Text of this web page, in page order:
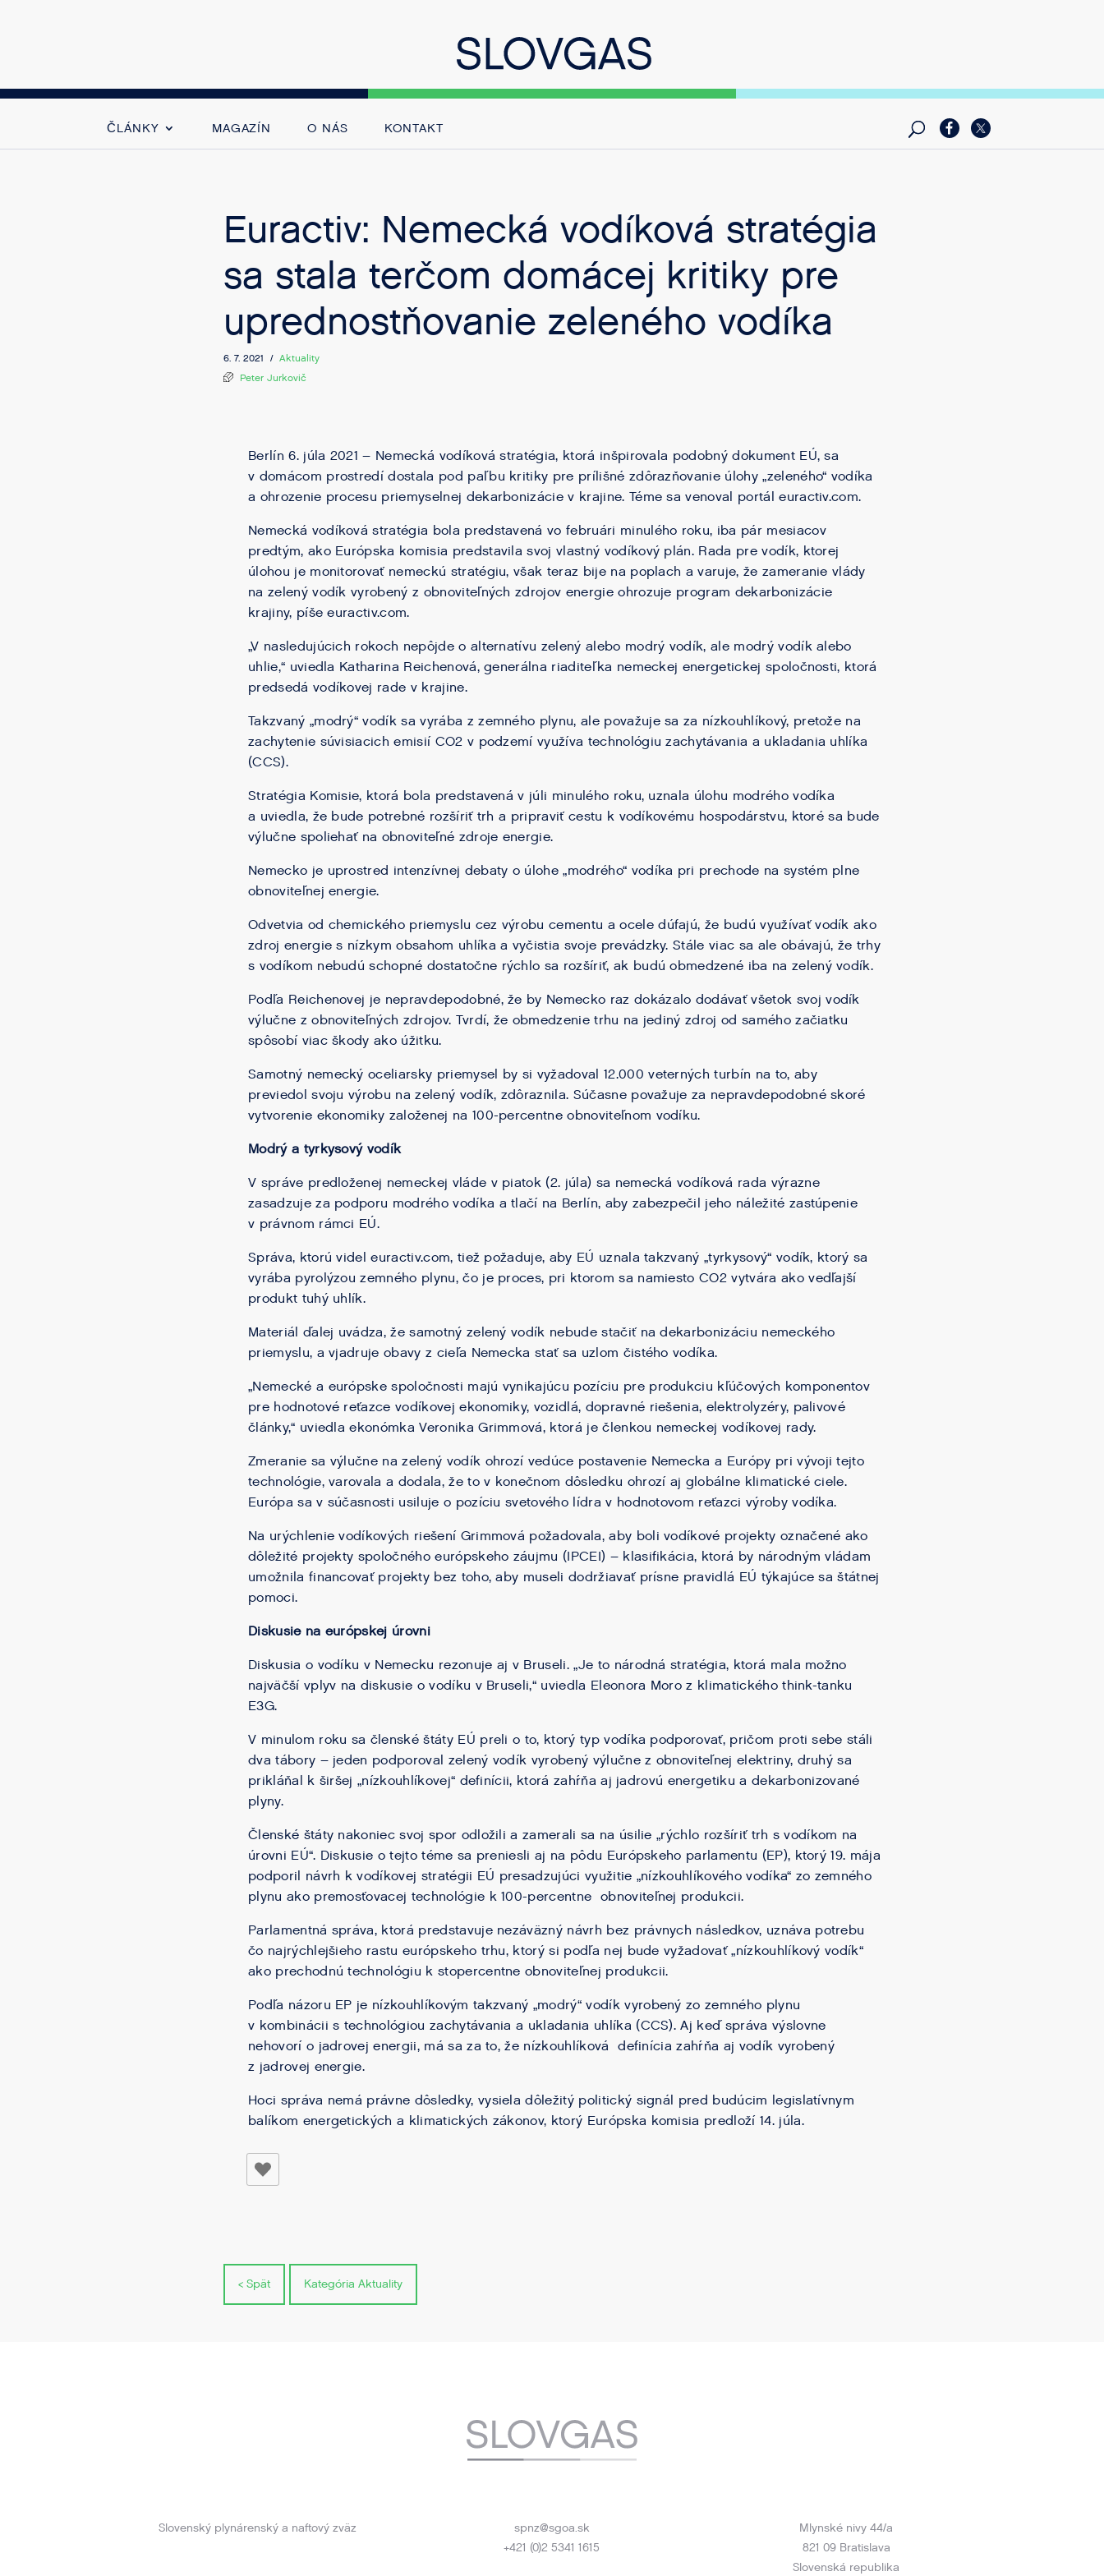
ČLÁNKY MAGAZÍN O NÁS KONTAKT
Euractiv: Nemecká vodíková stratégia
sa stala terčom domácej kritiky pre
uprednostňovanie zeleného vodíka
6. 7. 2021 / Aktuality
Peter Jurkovič
Berlín 6. júla 2021 – Nemecká vodíková stratégia, ktorá inšpirovala podobný dokument EÚ, sa
v domácom prostredí dostala pod paľbu kritiky pre prílišné zdôrazňovanie úlohy „zeleného“ vodíka
a ohrozenie procesu priemyselnej dekarbonizácie v krajine. Téme sa venoval portál euractiv.com.
Nemecká vodíková stratégia bola predstavená vo februári minulého roku, iba pár mesiacov
predtým, ako Európska komisia predstavila svoj vlastný vodíkový plán. Rada pre vodík, ktorej
úlohou je monitorovať nemeckú stratégiu, však teraz bije na poplach a varuje, že zameranie vlády
na zelený vodík vyrobený z obnoviteľných zdrojov energie ohrozuje program dekarbonizácie
krajiny, píše euractiv.com.
„V nasledujúcich rokoch nepôjde o alternatívu zelený alebo modrý vodík, ale modrý vodík alebo
uhlie,“ uviedla Katharina Reichenová, generálna riaditeľka nemeckej energetickej spoločnosti, ktorá
predsedá vodíkovej rade v krajine.
Takzvaný „modrý“ vodík sa vyrába z zemného plynu, ale považuje sa za nízkouhlíkový, pretože na
zachytenie súvisiacich emisií CO2 v podzemí využíva technológiu zachytávania a ukladania uhlíka
(CCS).
Stratégia Komisie, ktorá bola predstavená v júli minulého roku, uznala úlohu modrého vodíka
a uviedla, že bude potrebné rozšíriť trh a pripraviť cestu k vodíkovému hospodárstvu, ktoré sa bude
výlučne spoliehať na obnoviteľné zdroje energie.
Nemecko je uprostred intenzívnej debaty o úlohe „modrého“ vodíka pri prechode na systém plne
obnoviteľnej energie.
Odvetvia od chemického priemyslu cez výrobu cementu a ocele dúfajú, že budú využívať vodík ako
zdroj energie s nízkym obsahom uhlíka a vyčistia svoje prevádzky. Stále viac sa ale obávajú, že trhy
s vodíkom nebudú schopné dostatočne rýchlo sa rozšíriť, ak budú obmedzené iba na zelený vodík.
Podľa Reichenovej je nepravdepodobné, že by Nemecko raz dokázalo dodávať všetok svoj vodík
výlučne z obnoviteľných zdrojov. Tvrdí, že obmedzenie trhu na jediný zdroj od samého začiatku
spôsobí viac škody ako úžitku.
Samotný nemecký oceliarsky priemysel by si vyžadoval 12.000 veterných turbín na to, aby
previedol svoju výrobu na zelený vodík, zdôraznila. Súčasne považuje za nepravdepodobné skoré
vytvorenie ekonomiky založenej na 100-percentne obnoviteľnom vodíku.
Modrý a tyrkysový vodík
V správe predloženej nemeckej vláde v piatok (2. júla) sa nemecká vodíková rada výrazne
zasadzuje za podporu modrého vodíka a tlačí na Berlín, aby zabezpečil jeho náležité zastúpenie
v právnom rámci EÚ.
Správa, ktorú videl euractiv.com, tiež požaduje, aby EÚ uznala takzvaný „tyrkysový“ vodík, ktorý sa
vyrába pyrolýzou zemného plynu, čo je proces, pri ktorom sa namiesto CO2 vytvára ako vedľajší
produkt tuhý uhlík.
Materiál ďalej uvádza, že samotný zelený vodík nebude stačiť na dekarbonizáciu nemeckého
priemyslu, a vjadruje obavy z cieľa Nemecka stať sa uzlom čistého vodíka.
„Nemecké a európske spoločnosti majú vynikajúcu pozíciu pre produkciu kľúčových komponentov
pre hodnotové reťazce vodíkovej ekonomiky, vozidlá, dopravné riešenia, elektrolyzéry, palivové
články,“ uviedla ekonómka Veronika Grimmová, ktorá je členkou nemeckej vodíkovej rady.
Zmeranie sa výlučne na zelený vodík ohrozí vedúce postavenie Nemecka a Európy pri vývoji tejto
technológie, varovala a dodala, že to v konečnom dôsledku ohrozí aj globálne klimatické ciele.
Európa sa v súčasnosti usiluje o pozíciu svetového lídra v hodnotovom reťazci výroby vodíka.
Na urýchlenie vodíkových riešení Grimmová požadovala, aby boli vodíkové projekty označené ako
dôležité projekty spoločného európskeho záujmu (IPCEI) – klasifikácia, ktorá by národným vládam
umožnila financovať projekty bez toho, aby museli dodržiavať prísne pravidlá EÚ týkajúce sa štátnej
pomoci.
Diskusie na európskej úrovni
Diskusia o vodíku v Nemecku rezonuje aj v Bruseli. „Je to národná stratégia, ktorá mala možno
najväčší vplyv na diskusie o vodíku v Bruseli,“ uviedla Eleonora Moro z klimatického think-tanku
E3G.
V minulom roku sa členské štáty EÚ preli o to, ktorý typ vodíka podporovať, pričom proti sebe stáli
dva tábory – jeden podporoval zelený vodík vyrobený výlučne z obnoviteľnej elektriny, druhý sa
prikláňal k širšej „nízkouhlíkovej“ definícii, ktorá zahŕňa aj jadrovú energetiku a dekarbonizované
plyny.
Členské štáty nakoniec svoj spor odložili a zamerali sa na úsilie „rýchlo rozšíriť trh s vodíkom na
úrovni EÚ“. Diskusie o tejto téme sa preniesli aj na pôdu Európskeho parlamentu (EP), ktorý 19. mája
podporil návrh k vodíkovej stratégii EÚ presadzujúci využitie „nízkouhlíkového vodíka“ zo zemného
plynu ako premosťovacej technológie k 100-percentne obnoviteľnej produkcii.
Parlamentná správa, ktorá predstavuje nezáväzný návrh bez právnych následkov, uznáva potrebu
čo najrýchlejšieho rastu európskeho trhu, ktorý si podľa nej bude vyžadovať „nízkouhlíkový vodík“
ako prechodnú technológiu k stopercentne obnoviteľnej produkcii.
Podľa názoru EP je nízkouhlíkovým takzvaný „modrý“ vodík vyrobený zo zemného plynu
v kombinácii s technológiou zachytávania a ukladania uhlíka (CCS). Aj keď správa výslovne
nehovorí o jadrovej energii, má sa za to, že nízkouhlíková definícia zahŕňa aj vodík vyrobený
z jadrovej energie.
Hoci správa nemá právne dôsledky, vysiela dôležitý politický signál pred budúcim legislatívnym
balíkom energetických a klimatických zákonov, ktorý Európska komisia predloží 14. júla.
< Spät Kategória Aktuality
Slovenský plynárenský a naftový zväz
spnz@sgoa.sk
+421 (0)2 5341 1615
Mlynské nivy 44/a
821 09 Bratislava
Slovenská republika